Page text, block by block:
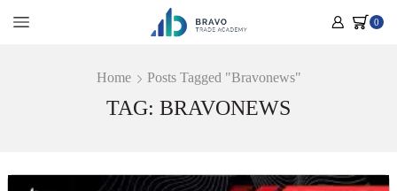
0
Home Posts Tagged "Bravonews"
TAG: BRAVONEWS